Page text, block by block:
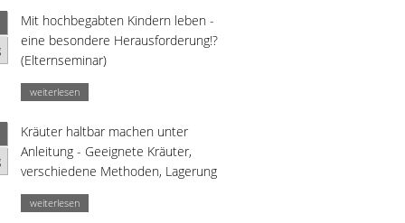
Mit hochbegabten Kindern leben -
eine besondere Herausforderung!?
(Elternseminar)
weiterlesen
Kräuter haltbar machen unter
Anleitung - Geeignete Kräuter,
verschiedene Methoden, Lagerung
weiterlesen